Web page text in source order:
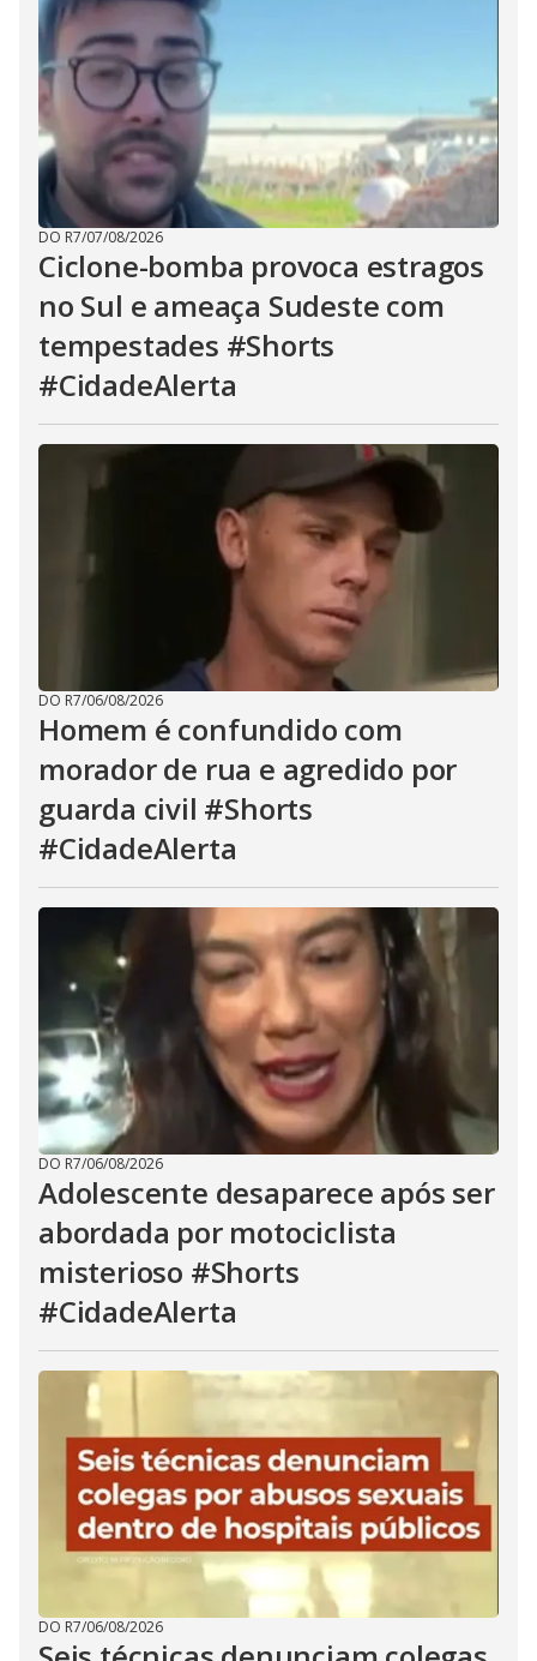
DO R7/07/08/2026
Ciclone-bomba provoca estragos
no Sul e ameaça Sudeste com
tempestades #Shorts
#CidadeAlerta
DO R7/06/08/2026
Homem é confundido com
morador de rua e agredido por
guarda civil #Shorts
#CidadeAlerta
DO R7/06/08/2026
Adolescente desaparece após ser
abordada por motociclista
misterioso #Shorts
#CidadeAlerta
DO R7/06/08/2026